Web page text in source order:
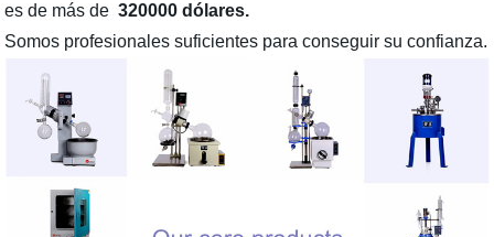
es de más de320000 dólares.
Somos profesionales suficientes para conseguir su confianza.